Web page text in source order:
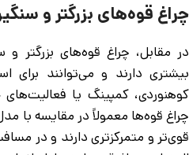
چراغ قوه‌های بزرگتر و
در مقابل، چراغ قوه‌های بزرگتر
بیشتری دارند و می‌توانند برای
کوهنوردی، کمپینگ یا
چراغ قوه‌ها معمولاً در مقایسه با
قوی‌تر و متمرکزتری دارند و در